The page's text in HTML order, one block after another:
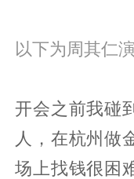
以下为周其仁
开会之前我碰
人，在杭州做
场上找钱很困